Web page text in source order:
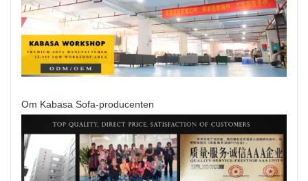
Om Kabasa Sofa-producenten